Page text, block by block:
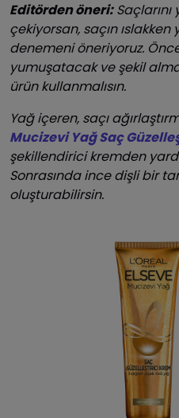
Editörden öneri:Saçlarını
çekiyorsan, saçın
denemeni öneriyoruz.
yumuşatacak ve şekil
ürün kullanmalısın.
Yağ içeren, saçı
Mucizevi Yağ Saç
şekillendirici kremden
Sonrasında ince dişli bir
oluşturabilirsin.